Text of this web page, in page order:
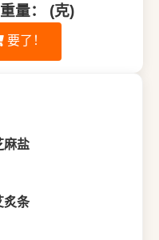
量： (克)
要了！
麻盐
炙条